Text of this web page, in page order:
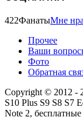
422ФанатыМне
Прочее
Ваши
Фото
Обратная
Copyright © 2012 -
S10 Plus S9 S8 S7
Note 2,